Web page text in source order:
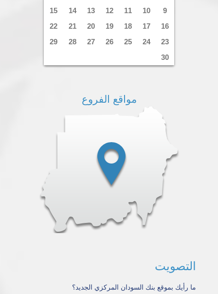
9
10
11
12
13
14
15
16
17
18
19
20
21
22
23
24
25
26
27
28
29
30
مواقع الفروع
التصويت
ما رأيك بموقع بنك السودان المركزي الجديد؟